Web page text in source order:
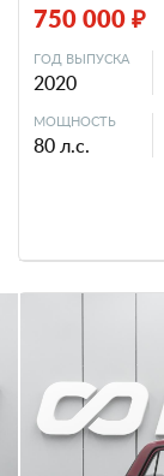
750 000 ₽
ГОД ВЫПУСКА
2020
МОЩНОСТЬ
80 л.с.